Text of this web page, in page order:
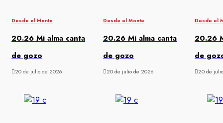
Desde el Monte
20.26 Mi alma canta
de gozo
20 de julio de 2026
Desde el Monte
20.26 Mi alma canta
de gozo
20 de julio de 2026
Desde el
20.26
de
20 de